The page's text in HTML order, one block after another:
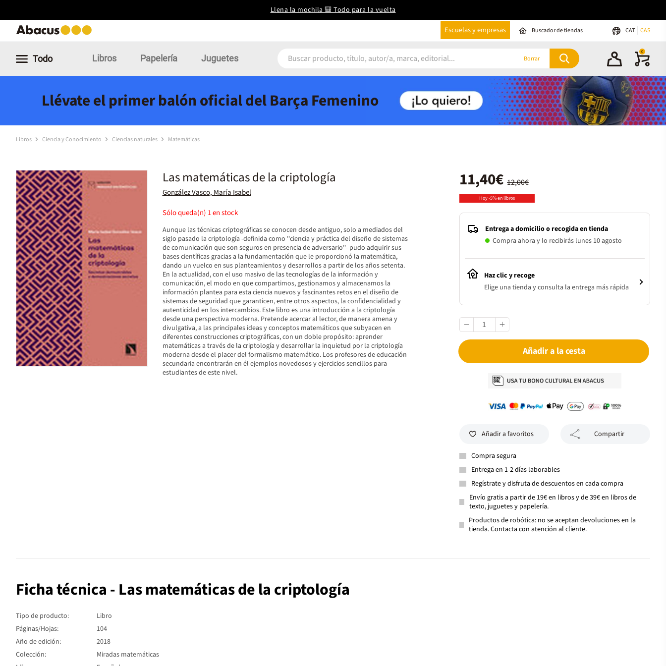
Llena la mochila 🎒 Todo para la vuelta
Escuelas y empresas Buscador de tiendas CAT CAS
Todo Libros Papelería Juguetes Borrar
0
Llévate el primer balón oficial del Barça Femenino
Libros Ciencia y Conocimiento Ciencias naturales Matemáticas
Las matemáticas de la criptología
González Vasco, María Isabel
Sólo queda(n) 1en stock
Aunque las técnicas criptográficas se conocen desde antiguo, solo a mediados del
siglo pasado la criptología -definida como ''ciencia y práctica del diseño de sistemas
de comunicación que son seguros en presencia de adversario''- pudo adquirir sus
bases científicas gracias a la fundamentación que le proporcionó la matemática,
dando un vuelco en sus planteamientos y desarrollos a partir de los años setenta.
En la actualidad, con el uso masivo de las tecnologías de la información y
comunicación, el modo en que compartimos, gestionamos y almacenamos la
información plantea para esta ciencia nuevos y fascinantes retos en el diseño de
sistemas de seguridad que garanticen, entre otros aspectos, la confidencialidad y
autenticidad en los intercambios. Este libro es una introducción a la criptología
desde una perspectiva moderna. Pretende acercar al lector, de manera amena y
divulgativa, a las principales ideas y conceptos matemáticos que subyacen en
diferentes construcciones criptográficas, con un doble propósito: aprender
matemáticas a través de la criptología y desarrollar la inquietud por la criptología
moderna desde el placer del formalismo matemático. Los profesores de educación
secundaria encontrarán en él ejemplos novedosos y ejercicios sencillos para
estudiantes de este nivel.
12,00€
11,40€
Hoy -5% en libros
Entrega a domicilio o recogida en tienda
Compra ahora y lo recibirás lunes 10 agosto
Haz clic y recoge
Elige una tienda y consulta la entrega más rápida
Añadir a la cesta
Añadir a favoritos Compartir
Compra segura
Entrega en 1-2 días laborables
Regístrate y disfruta de descuentos en cada compra
Envío gratis a partir de 19€ en libros y de 39€ en libros de
texto, juguetes y papelería.
Productos de robótica: no se aceptan devoluciones en la
tienda. Contacta con atención al cliente.
Ficha técnica - Las matemáticas de la criptología
Tipo de producto:
Libro
Páginas/Hojas:
104
Año de edición:
2018
Colección:
Miradas matemáticas